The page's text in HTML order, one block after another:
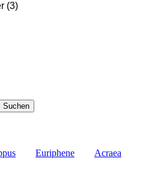
(3)
Euriphene Acraea